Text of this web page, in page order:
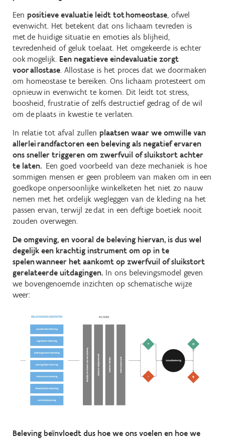
Een positieve evaluatie leidt tot homeostase, ofwel
evenwicht. Het betekent dat ons lichaam tevreden is
met de huidige situatie en emoties als blijheid,
tevredenheid of geluk toelaat. Het omgekeerde is echter
ook mogelijk. Een negatieve eindevaluatie zorgt
voor allostase. Allostase is het proces dat we doormaken
om homeostase te bereiken. Ons lichaam protesteert om
opnieuw in evenwicht te komen. Dit leidt tot stress,
boosheid, frustratie of zelfs destructief gedrag of de wil
om de plaats in kwestie te verlaten.
In relatie tot afval zullen plaatsen waar we omwille van
allerlei randfactoren een beleving als negatief ervaren
ons sneller triggeren om zwerfvuil of sluikstort achter
te laten. Een goed voorbeeld van deze mechaniek is hoe
sommigen mensen er geen probleem van maken om in een
goedkope onpersoonlijke winkelketen het niet zo nauw
nemen met het ordelijk wegleggen van de kleding na het
passen ervan, terwijl ze dat in een deftige boetiek nooit
zouden overwegen.
De omgeving, en vooral de beleving hiervan, is dus wel
degelijk een krachtig instrument om op in te
spelen wanneer het aankomt op zwerfvuil of sluikstort
gerelateerde uitdagingen. In ons belevingsmodel geven
we bovengenoemde inzichten op schematische wijze
weer:
Beleving beïnvloedt dus hoe we ons voelen en hoe we